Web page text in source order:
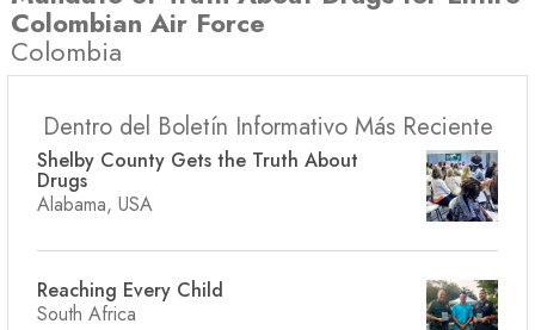
Colombian Air Force
Colombia
Dentro del Boletín Informativo Más Reciente
Shelby County Gets the Truth About
Drugs
Alabama, USA
Reaching Every Child
South Africa